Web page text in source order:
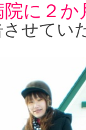
院に２か
せてい